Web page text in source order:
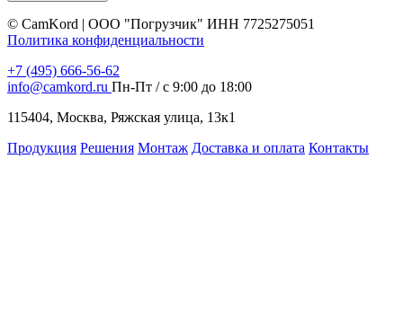
© CamKord | ООО "Погрузчик" ИНН 7725275051
Политика конфиденциальности
+7 (495) 666-56-62
info@camkord.ru Пн-Пт / с 9:00 до 18:00
115404, Москва, Ряжская улица, 13к1
Продукция Решения Монтаж Доставка и оплата Контакты